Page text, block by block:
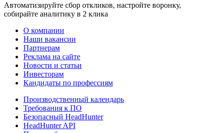
Автоматизируйте сбор откликов, настройте воронку,
собирайте аналитику в 2 клика
О компании
Наши вакансии
Партнерам
Реклама на сайте
Новости и статьи
Инвесторам
Кандидаты по профессиям
Производственный календарь
Требования к ПО
Безопасный HeadHunter
HeadHunter API